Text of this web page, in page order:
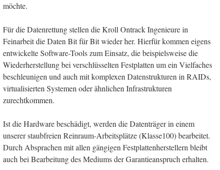
möchte.
Für die Datenrettung stellen die Kroll Ontrack Ingenieure in
Feinarbeit die Daten Bit für Bit wieder her. Hierfür kommen eigens
entwickelte Software-Tools zum Einsatz, die beispielsweise die
Wiederherstellung bei verschlüsselten Festplatten um ein Vielfaches
beschleunigen und auch mit komplexen Datenstrukturen in RAIDs,
virtualisierten Systemen oder ähnlichen Infrastrukturen
zurechtkommen.
Ist die Hardware beschädigt, werden die Datenträger in einem
unserer staubfreien Reinraum-Arbeitsplätze (Klasse100) bearbeitet.
Durch Absprachen mit allen gängigen Festplattenherstellern bleibt
auch bei Bearbeitung des Mediums der Garantieanspruch erhalten.